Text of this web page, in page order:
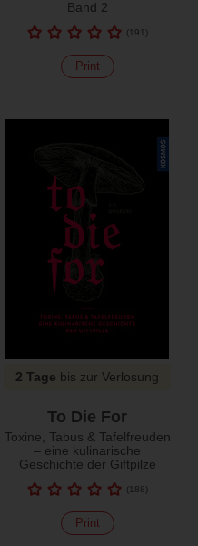
Band 2
(191 )
Print
2 Tage bis zur Verlosung
To Die For
Toxine, Tabus & Tafelfreuden
– eine kulinarische
Geschichte der Giftpilze
(188)
Print